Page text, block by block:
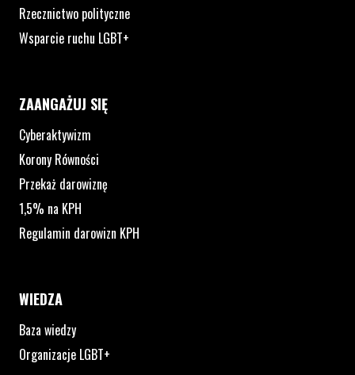
Rzecznictwo polityczne
Wsparcie ruchu LGBT+
ZAANGAŻUJ SIĘ
Cyberaktywizm
Korony Równości
Przekaż darowiznę
1,5% na KPH
Regulamin darowizn KPH
WIEDZA
Baza wiedzy
Organizacje LGBT+